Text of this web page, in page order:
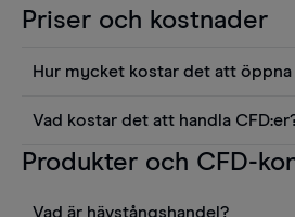
Priser och kostnader
Hur mycket kostar det att
använda sådana verktyg som
aktierapporter utan kostnad.
Vad kostar det att handla
Det är en rad kostnader att tänka
innehavskostnader (för positioner
Produkter och CFD-
Vad är hävstångshandel?